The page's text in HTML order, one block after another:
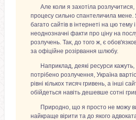
Але коли я захотіла розлучитися,
процесу сильно спантеличила мене.
багато сайтів в інтернеті на цю
неоднозначні факти про ціну на
розлучень. Так, до того ж, є
за офіційне розірвання шлюбу.
Наприклад, деякі ресурси
потрібено розлучення, Україна
рівні кількох тисяч гривень, а інші
обійдеться навіть дешевше сотні
Природно, що я просто не можу
найкраще вірити та до якого